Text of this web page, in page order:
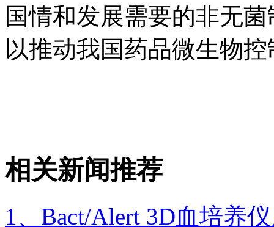
国情和发展需要的非无
以推动我国药品微生物
相关新闻推荐
1、Bact/Alert 3D血培养